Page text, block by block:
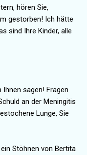
hören Sie,
gestorben! Ich hätte
sind Ihre Kinder, alle
sagen! Fragen
an der Meningitis
Lunge, Sie
Stöhnen von Bertita